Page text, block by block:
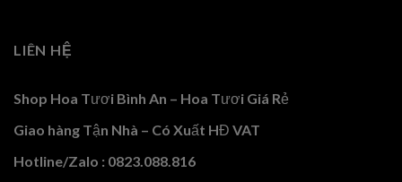
LIÊN HỆ
Shop Hoa Tươi Bình An – Hoa Tươi Giá Rẻ
Giao hàng Tận Nhà – Có Xuất HĐ VAT
Hotline/Zalo : 0823.088.816